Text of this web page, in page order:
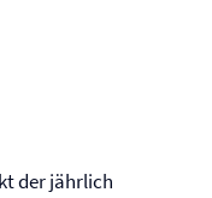
der jährlich